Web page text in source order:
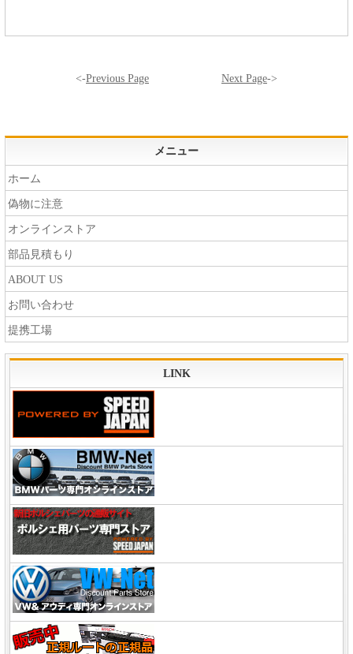
<-Previous Page Next Page->
メニュー
ホーム
偽物に注意
オンラインストア
部品見積もり
ABOUT US
お問い合わせ
提携工場
LINK